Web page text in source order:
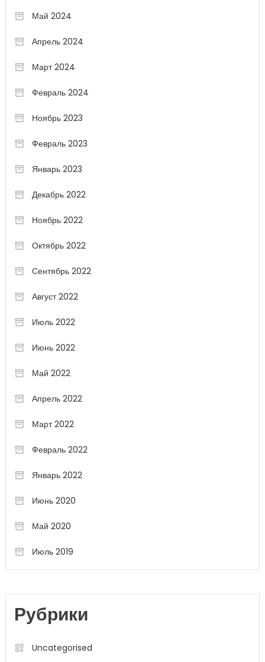
Май 2024
Апрель 2024
Март 2024
Февраль 2024
Ноябрь 2023
Февраль 2023
Январь 2023
Декабрь 2022
Ноябрь 2022
Октябрь 2022
Сентябрь 2022
Август 2022
Июль 2022
Июнь 2022
Май 2022
Апрель 2022
Март 2022
Февраль 2022
Январь 2022
Июнь 2020
Май 2020
Июль 2019
Рубрики
Uncategorised